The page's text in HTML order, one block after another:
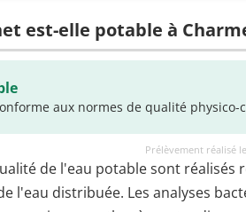
est-elle potable à
aux normes de qualité physico-
Prélèvement réalisé
de l'eau potable sont
l'eau distribuée. Les analyses